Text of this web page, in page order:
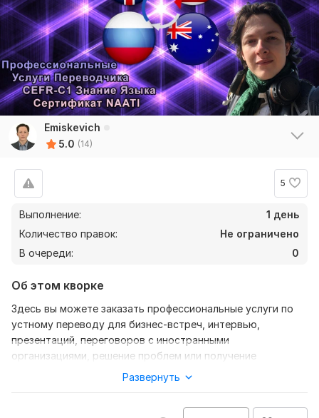
Emiskevich
5.0 (14)
5
Выполнение:
1 день
Количество правок:
Не ограничено
В очереди:
0
Об этом кворке
Здесь вы можете заказать профессиональные услуги по
устному переводу для бизнес-встреч, интервью,
презентаций, переговоров с иностранными
организациями, решение проблем или получение
информации от иностранной компании.
среде более 8 лет. Также я получил Австралийский
Развернуть
0